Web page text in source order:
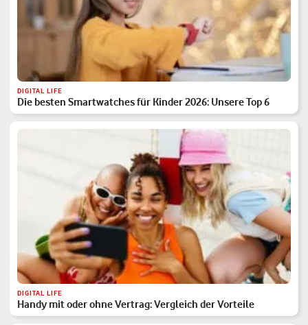
DIGITAL LIFE
Die besten Smartwatches für Kinder 2026: Unsere Top 6
DIGITAL LIFE
Handy mit oder ohne Vertrag: Vergleich der Vorteile